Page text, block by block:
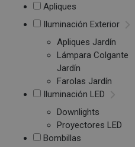
Apliques
Iluminación Exterior
Apliques Jardín
Lámpara Colgante
Jardín
Farolas Jardín
Iluminación LED
Downlights
Proyectores LED
Bombillas